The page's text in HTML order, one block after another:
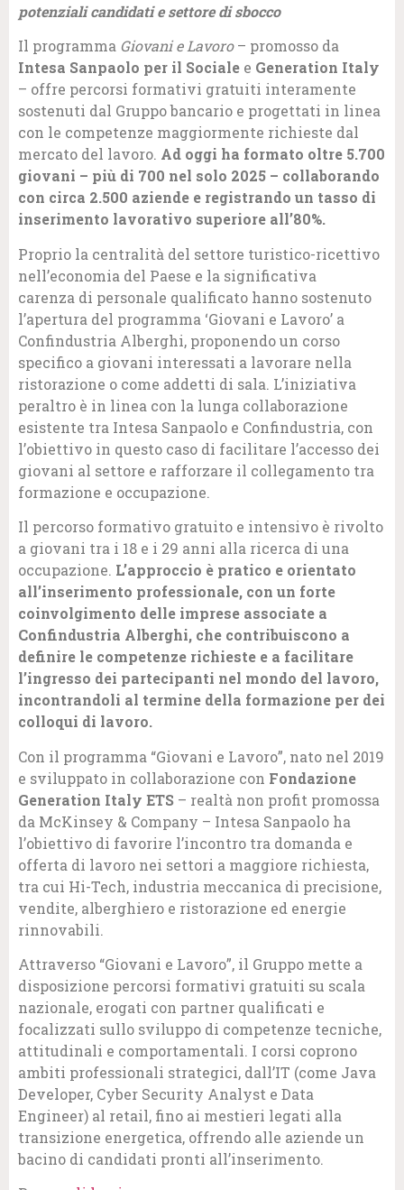
potenziali candidati e settore di sbocco
Il programma Giovani e Lavoro– promosso da
Intesa Sanpaolo per il Sociale e Generation Italy
– offre percorsi formativi gratuiti interamente
sostenuti dal Gruppo bancario e progettati in linea
con le competenze maggiormente richieste dal
mercato del lavoro. Ad oggi ha formato oltre 5.700
giovani – più di 700 nel solo 2025 – collaborando
con circa 2.500 aziende e registrando un tasso di
inserimento lavorativo superiore all’80%.
Proprio la centralità del settore turistico-ricettivo
nell’economia del Paese e la significativa
carenza di personale qualificato hanno sostenuto
l’apertura del programma ‘Giovani e Lavoro’ a
Confindustria Alberghi, proponendo un corso
specifico a giovani interessati a lavorare nella
ristorazione o come addetti di sala. L’iniziativa
peraltro è in linea con la lunga collaborazione
esistente tra Intesa Sanpaolo e Confindustria, con
l’obiettivo in questo caso di facilitare l’accesso dei
giovani al settore e rafforzare il collegamento tra
formazione e occupazione.
Il percorso formativo gratuito e intensivo è rivolto
a giovani tra i 18 e i 29 anni alla ricerca di una
occupazione. L’approccio è pratico e orientato
all’inserimento professionale, con un forte
coinvolgimento delle imprese associate a
Confindustria Alberghi, che contribuiscono a
definire le competenze richieste e a facilitare
l’ingresso dei partecipanti nel mondo del lavoro,
incontrandoli al termine della formazione per dei
colloqui di lavoro.
Con il programma “Giovani e Lavoro”, nato nel 2019
e sviluppato in collaborazione con Fondazione
Generation Italy ETS – realtà non profit promossa
da McKinsey & Company – Intesa Sanpaolo ha
l’obiettivo di favorire l’incontro tra domanda e
offerta di lavoro nei settori a maggiore richiesta,
tra cui Hi-Tech, industria meccanica di precisione,
vendite, alberghiero e ristorazione ed energie
rinnovabili.
Attraverso “Giovani e Lavoro”, il Gruppo mette a
disposizione percorsi formativi gratuiti su scala
nazionale, erogati con partner qualificati e
focalizzati sullo sviluppo di competenze tecniche,
attitudinali e comportamentali. I corsi coprono
ambiti professionali strategici, dall’IT (come Java
Developer, Cyber Security Analyst e Data
Engineer) al retail, fino ai mestieri legati alla
transizione energetica, offrendo alle aziende un
bacino di candidati pronti all’inserimento.